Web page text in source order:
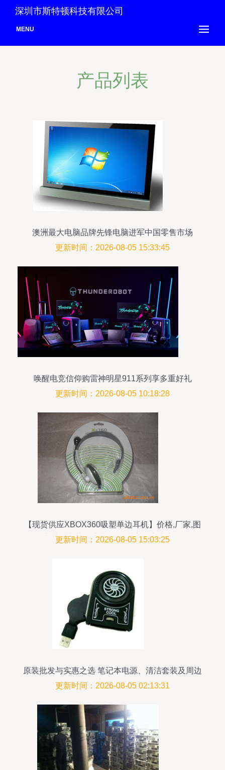
深圳市斯特顿科技有限公司
MENU
产品列表
澳洲最大电脑品牌先锋电脑进军中国零售市场
更新时间：2026-08-05 15:33:45
唤醒电竞信仰购雷神明星911系列享多重好礼
更新时间：2026-08-05 10:18:28
【现货供应XBOX360吸塑单边耳机】价格,厂家,图
片,其他电脑周边产品,深圳市保实丰电子-
更新时间：2026-08-05 15:03:25
原装批发与实惠之选 笔记本电源、清洁套装及周边
产品解析
更新时间：2026-08-05 02:13:31